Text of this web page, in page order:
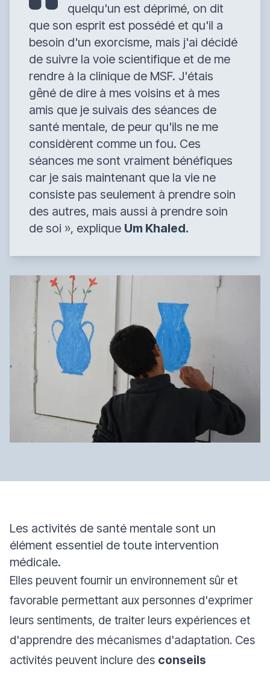
quelqu'un est déprimé, on dit
que son esprit est possédé et qu'il a
besoin d'un exorcisme, mais j'ai décidé
de suivre la voie scientifique et de me
rendre à la clinique de MSF. J'étais
gêné de dire à mes voisins et à mes
amis que je suivais des séances de
santé mentale, de peur qu'ils ne me
considèrent comme un fou. Ces
séances me sont vraiment bénéfiques
car je sais maintenant que la vie ne
consiste pas seulement à prendre soin
des autres, mais aussi à prendre soin
de soi », explique Um Khaled.
Les activités de santé mentale sont un
élément essentiel de toute intervention
médicale.
Elles peuvent fournir un environnement sûr et
favorable permettant aux personnes d'exprimer
leurs sentiments, de traiter leurs expériences et
d'apprendre des mécanismes d'adaptation. Ces
activités peuvent inclure des conseils